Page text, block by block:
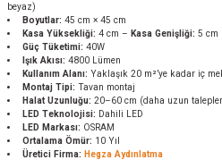
beyaz)
Boyutlar: 45 cm × 45 cm
Kasa Yüksekliği: 4 cm – Kasa Genişliği: 5 cm
Güç Tüketimi: 40W
Işık Akısı: 4800 Lümen
Kullanım Alanı: Yaklaşık 20 m²’ye kadar iç
Montaj Tipi: Tavan montaj
Halat Uzunluğu: 20–60 cm (daha uzun
LED Teknolojisi: Dahili LED
LED Markası: OSRAM
Ortalama Ömür: 10 Yıl
Üretici Firma: Hegza Aydınlatma